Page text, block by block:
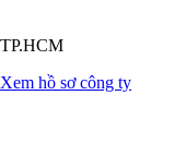
TP.HCM
Xem hồ sơ công ty